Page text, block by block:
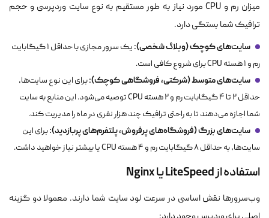
میزان رم و CPU مورد نیاز به طور مستقیم به نوع سایت وردپرسی و حجم
ترافیک شما بستگی دارد.
سایت‌های کوچک (وبلاگ شخصی):
یک سرور مجازی با حداقل ۱ گیگابایت
رم و ۱ هسته CPU برای شروع کافی است.
سایت‌های متوسط (شرکتی، فروشگاهی کوچک):برای این نوع سایت‌ها،
حداقل ۲ تا ۴ گیگابایت رم و ۲ هسته CPU توصیه می‌شود. این منابع به سایت
شما اجازه می‌دهند تا به راحتی ترافیک چند هزار نفری در ماه را مدیریت کند.
سایت‌های بزرگ (فروشگاه‌های پرفروش، پلتفرم‌های پربازدید):برای این
سایت‌ها، به حداقل ۸ گیگابایت رم و ۴ هسته CPU یا بیشتر نیاز خواهید داشت.
استفاده از LiteSpeed یا Nginx
وب‌سرورها نقش اساسی در سرعت لود سایت شما دارند. معمولا دو گزینه